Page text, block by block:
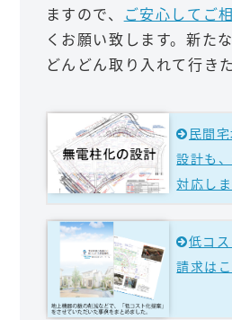
ますので、
ご安心してご
くお願い致します。新たな
どんどん取り入れて行き
民間
設計も
対応しま
低コ
請求は